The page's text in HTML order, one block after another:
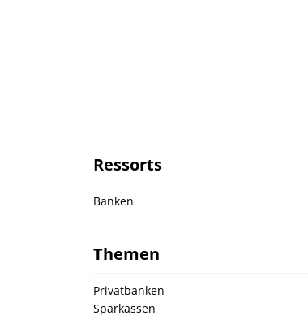
Ressorts
Banken
Themen
Privatbanken
Sparkassen